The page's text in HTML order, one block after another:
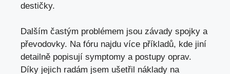
destičky.
Dalším častým problémem jsou závady spojky a
převodovky. Na fóru najdu více příkladů, kde jiní
detailně popisují symptomy a postupy oprav.
Díky jejich radám jsem ušetřil náklady na